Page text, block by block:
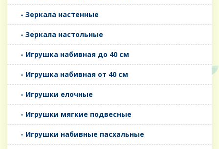
- Зеркала настенные
- Зеркала настольные
- Игрушка набивная до 40 см
- Игрушка набивная от 40 см
- Игрушки елочные
- Игрушки мягкие подвесные
- Игрушки набивные пасхальные